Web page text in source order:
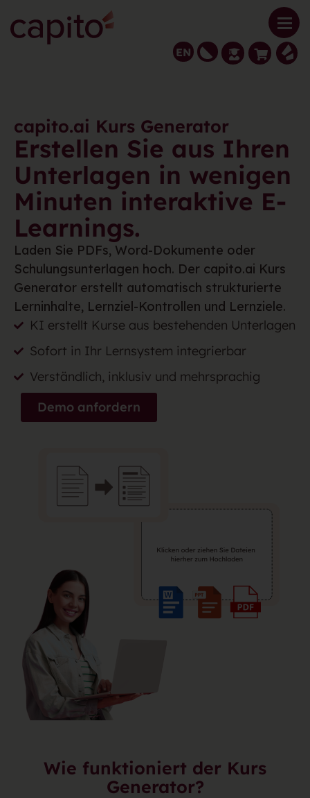
EN
capito.ai Kurs Generator
Erstellen Sie aus Ihren
Unterlagen in wenigen
Minuten interaktive E-
Learnings.
Laden Sie PDFs, Word-Dokumente oder
Schulungsunterlagen hoch. Der capito.ai Kurs
Generator erstellt automatisch strukturierte
Lerninhalte, Lernziel-Kontrollen und Lernziele.
KI erstellt Kurse aus bestehenden Unterlagen
Sofort in Ihr Lernsystem integrierbar
Verständlich, inklusiv und mehrsprachig
Demo anfordern
Wie funktioniert der Kurs
Generator?